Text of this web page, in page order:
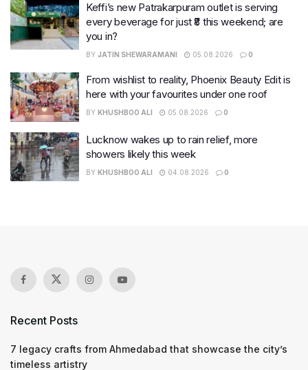
Keffi’s new Patrakarpuram outlet is serving
every beverage for just ₹8 this weekend; are
you in?
BY JATIN SHEWARAMANI 05.08.2026 0
From wishlist to reality, Phoenix Beauty Edit is
here with your favourites under one roof
BY KHUSHBOO ALI 05.08.2026 0
Lucknow wakes up to rain relief, more
showers likely this week
BY KHUSHBOO ALI 04.08.2026 0
Recent Posts
7 legacy crafts from Ahmedabad that showcase the city’s
timeless artistry